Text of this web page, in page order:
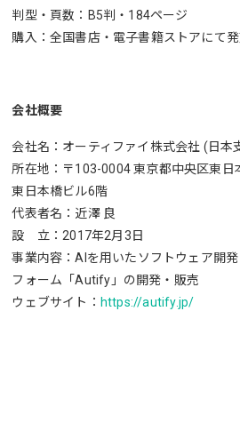
判型・頁数：B5判・184ページ
購入：全国書店・電子書籍ストアにて
会社概要
会社名：オーティファイ株式会社 (日本
所在地：〒103-0004 東京都中央区東日
東日本橋ビル6階
代表者名：近澤 良
設 立：2017年2月3日
事業内容：AIを用いたソフトウェア開
フォーム「Autify」の開発・販売
ウェブサイト： https://autify.jp/